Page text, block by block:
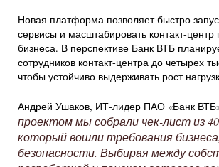
Новая платформа позволяет быстро
сервисы и масштабировать контакт-центр
бизнеса. В перспективе Банк ВТБ
сотрудников контакт-центра до четырех
чтобы устойчиво выдерживать рост
Андрей Ушаков, ИТ-лидер ПАО «Банк
проектом мы собрали чек-лист из
который вошли требования
безопасности. Выбирая между